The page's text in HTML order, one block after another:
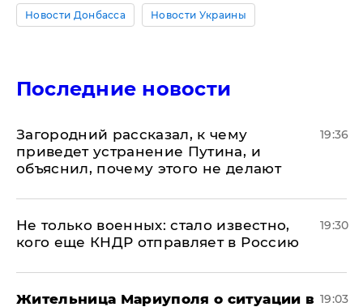
Новости Донбасса Новости Украины
Последние новости
Загородний рассказал, к чему
приведет устранение Путина, и
объяснил, почему этого не делают
19:36
Не только военных: стало известно,
кого еще КНДР отправляет в Россию
19:30
Жительница Мариуполя о ситуации в 19:03